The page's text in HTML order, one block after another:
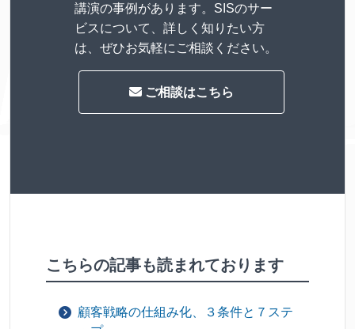
講演の事例があります。SISのサー
ビスについて、詳しく知りたい方
は、ぜひお気軽にご相談ください。
ご相談はこちら
こちらの記事も読まれております
顧客戦略の仕組み化、３条件と７ステ